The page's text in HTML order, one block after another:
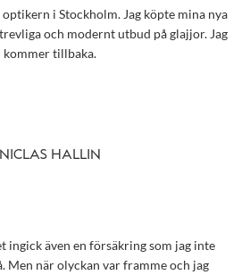
i Stockholm. Jag köpte mina nya
och modernt utbud på glajjor. Jag
kommer tillbaka.
NICLAS HALLIN
Men när olyckan var framme och jag